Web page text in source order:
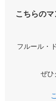
こちらの
フルール・
ぜひ